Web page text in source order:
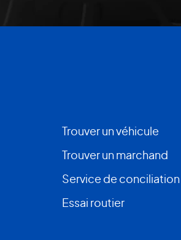
Trouver un véhicule
Trouver un marchand
Service de conciliation
Essai routier